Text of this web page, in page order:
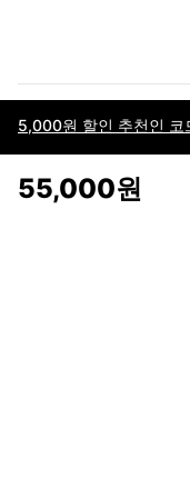
5,000원 할인 추천인 코
55,000원
이용약관고객센터판매